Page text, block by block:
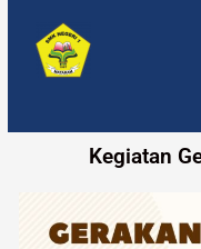
content
Kegiatan